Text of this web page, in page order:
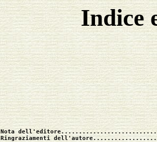
Indice
Nota
Ringraziamenti